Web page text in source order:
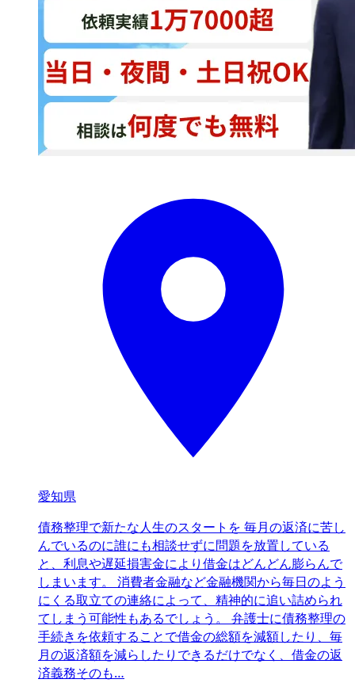
愛知県
債務整理で新たな人生のスタートを 毎月の返済に苦し
んでいるのに誰にも相談せずに問題を放置している
と、利息や遅延損害金により借金はどんどん膨らんで
しまいます。 消費者金融など金融機関から毎日のよう
にくる取立ての連絡によって、精神的に追い詰められ
てしまう可能性もあるでしょう。 弁護士に債務整理の
手続きを依頼することで借金の総額を減額したり、毎
月の返済額を減らしたりできるだけでなく、借金の返
済義務そのも…